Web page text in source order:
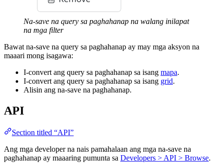
Na-save na query sa paghahanap na walang inilapat
na mga filter
Bawat na-save na query sa paghahanap ay may mga aksyon na
maaari mong isagawa:
I-convert ang query sa paghahanap sa isang mapa.
I-convert ang query sa paghahanap sa isang grid.
Alisin ang na-save na paghahanap.
API
Section titled “API”
Ang mga developer na nais pamahalaan ang mga na-save na
paghahanap ay maaaring pumunta sa Developers > API > Browse.